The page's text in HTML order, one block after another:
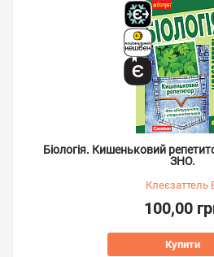
Біологія. Кишеньковий
ЗНО.
Клеєзаттель
100,00
Купити